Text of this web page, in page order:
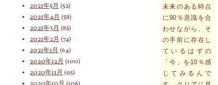
未来のある時点
に90％意識を合
わせながら、そ
の手前に存在し
ているはずの
「今」を10％感
じてみるんで
2021年5月 (52)
2021年4月 (58)
2021年3月 (85)
2021年2月 (74)
2021年1月 (64)
2020年12月 (100)
2020年11月 (95)